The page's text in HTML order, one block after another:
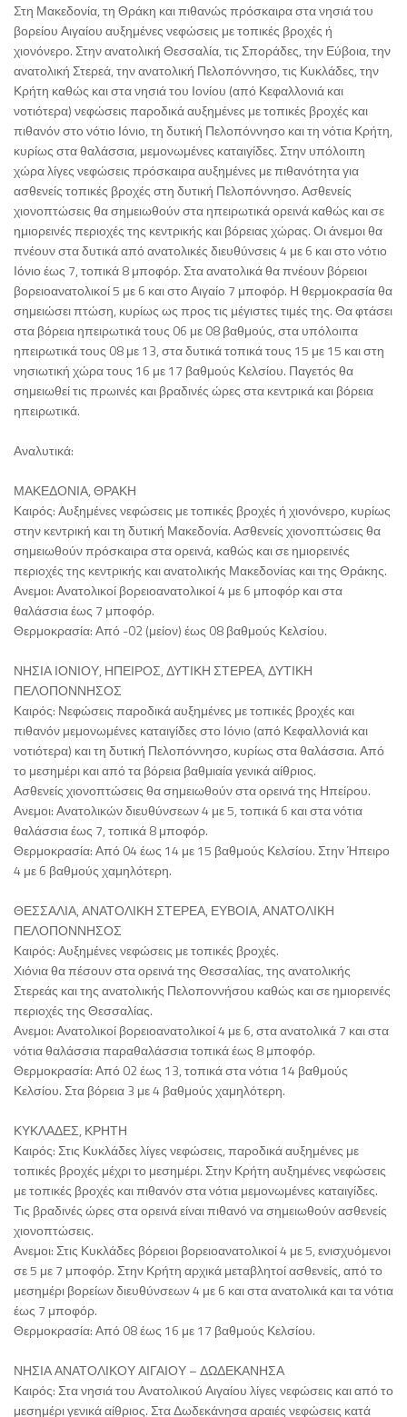
Στη Μακεδονία, τη Θράκη και πιθανώς πρόσκαιρα στα νησιά του
βορείου Αιγαίου αυξημένες νεφώσεις με τοπικές βροχές ή
χιονόνερο. Στην ανατολική Θεσσαλία, τις Σποράδες, την Εύβοια, την
ανατολική Στερεά, την ανατολική Πελοπόννησο, τις Κυκλάδες, την
Κρήτη καθώς και στα νησιά του Ιονίου (από Κεφαλλονιά και
νοτιότερα) νεφώσεις παροδικά αυξημένες με τοπικές βροχές και
πιθανόν στο νότιο Ιόνιο, τη δυτική Πελοπόννησο και τη νότια Κρήτη,
κυρίως στα θαλάσσια, μεμονωμένες καταιγίδες. Στην υπόλοιπη
χώρα λίγες νεφώσεις πρόσκαιρα αυξημένες με πιθανότητα για
ασθενείς τοπικές βροχές στη δυτική Πελοπόννησο. Ασθενείς
χιονοπτώσεις θα σημειωθούν στα ηπειρωτικά ορεινά καθώς και σε
ημιορεινές περιοχές της κεντρικής και βόρειας χώρας. Οι άνεμοι θα
πνέουν στα δυτικά από ανατολικές διευθύνσεις 4 με 6 και στο νότιο
Ιόνιο έως 7, τοπικά 8 μποφόρ. Στα ανατολικά θα πνέουν βόρειοι
βορειοανατολικοί 5 με 6 και στο Αιγαίο 7 μποφόρ. Η θερμοκρασία θα
σημειώσει πτώση, κυρίως ως προς τις μέγιστες τιμές της. Θα φτάσει
στα βόρεια ηπειρωτικά τους 06 με 08 βαθμούς, στα υπόλοιπα
ηπειρωτικά τους 08 με 13, στα δυτικά τοπικά τους 15 με 15 και στη
νησιωτική χώρα τους 16 με 17 βαθμούς Κελσίου. Παγετός θα
σημειωθεί τις πρωινές και βραδινές ώρες στα κεντρικά και βόρεια
ηπειρωτικά.
Αναλυτικά:
ΜΑΚΕΔΟΝΙΑ, ΘΡΑΚΗ
Καιρός: Αυξημένες νεφώσεις με τοπικές βροχές ή χιονόνερο, κυρίως
στην κεντρική και τη δυτική Μακεδονία. Ασθενείς χιονοπτώσεις θα
σημειωθούν πρόσκαιρα στα ορεινά, καθώς και σε ημιορεινές
περιοχές της κεντρικής και ανατολικής Μακεδονίας και της Θράκης.
Ανεμοι: Ανατολικοί βορειοανατολικοί 4 με 6 μποφόρ και στα
θαλάσσια έως 7 μποφόρ.
Θερμοκρασία: Από -02 (μείον) έως 08 βαθμούς Κελσίου.
ΝΗΣΙΑ ΙΟΝΙΟΥ, ΗΠΕΙΡΟΣ, ΔΥΤΙΚΗ ΣΤΕΡΕΑ, ΔΥΤΙΚΗ
ΠΕΛΟΠΟΝΝΗΣΟΣ
Καιρός: Νεφώσεις παροδικά αυξημένες με τοπικές βροχές και
πιθανόν μεμονωμένες καταιγίδες στο Ιόνιο (από Κεφαλλονιά και
νοτιότερα) και τη δυτική Πελοπόννησο, κυρίως στα θαλάσσια. Από
το μεσημέρι και από τα βόρεια βαθμιαία γενικά αίθριος.
Ασθενείς χιονοπτώσεις θα σημειωθούν στα ορεινά της Ηπείρου.
Ανεμοι: Ανατολικών διευθύνσεων 4 με 5, τοπικά 6 και στα νότια
θαλάσσια έως 7, τοπικά 8 μποφόρ.
Θερμοκρασία: Από 04 έως 14 με 15 βαθμούς Κελσίου. Στην Ήπειρο
4 με 6 βαθμούς χαμηλότερη.
ΘΕΣΣΑΛΙΑ, ΑΝΑΤΟΛΙΚΗ ΣΤΕΡΕΑ, ΕΥΒΟΙΑ, ΑΝΑΤΟΛΙΚΗ
ΠΕΛΟΠΟΝΝΗΣΟΣ
Καιρός: Αυξημένες νεφώσεις με τοπικές βροχές.
Χιόνια θα πέσουν στα ορεινά της Θεσσαλίας, της ανατολικής
Στερεάς και της ανατολικής Πελοποννήσου καθώς και σε ημιορεινές
περιοχές της Θεσσαλίας.
Ανεμοι: Ανατολικοί βορειοανατολικοί 4 με 6, στα ανατολικά 7 και στα
νότια θαλάσσια παραθαλάσσια τοπικά έως 8 μποφόρ.
Θερμοκρασία: Από 02 έως 13, τοπικά στα νότια 14 βαθμούς
Κελσίου. Στα βόρεια 3 με 4 βαθμούς χαμηλότερη.
ΚΥΚΛΑΔΕΣ, ΚΡΗΤΗ
Καιρός: Στις Κυκλάδες λίγες νεφώσεις, παροδικά αυξημένες με
τοπικές βροχές μέχρι το μεσημέρι. Στην Κρήτη αυξημένες νεφώσεις
με τοπικές βροχές και πιθανόν στα νότια μεμονωμένες καταιγίδες.
Τις βραδινές ώρες στα ορεινά είναι πιθανό να σημειωθούν ασθενείς
χιονοπτώσεις.
Ανεμοι: Στις Κυκλάδες βόρειοι βορειοανατολικοί 4 με 5, ενισχυόμενοι
σε 5 με 7 μποφόρ. Στην Κρήτη αρχικά μεταβλητοί ασθενείς, από το
μεσημέρι βορείων διευθύνσεων 4 με 6 και στα ανατολικά και τα νότια
έως 7 μποφόρ.
Θερμοκρασία: Από 08 έως 16 με 17 βαθμούς Κελσίου.
ΝΗΣΙΑ ΑΝΑΤΟΛΙΚΟΥ ΑΙΓΑΙΟΥ – ΔΩΔΕΚΑΝΗΣΑ
Καιρός: Στα νησιά του Ανατολικού Αιγαίου λίγες νεφώσεις και από το
μεσημέρι γενικά αίθριος. Στα Δωδεκάνησα αραιές νεφώσεις κατά